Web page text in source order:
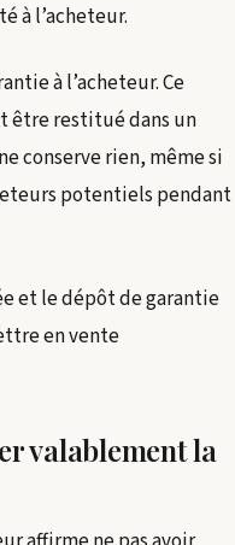
à l’acheteur.
à l’acheteur. Ce
être restitué dans un
conserve rien, même si
potentiels pendant
et le dépôt de garantie
en vente
valablement la